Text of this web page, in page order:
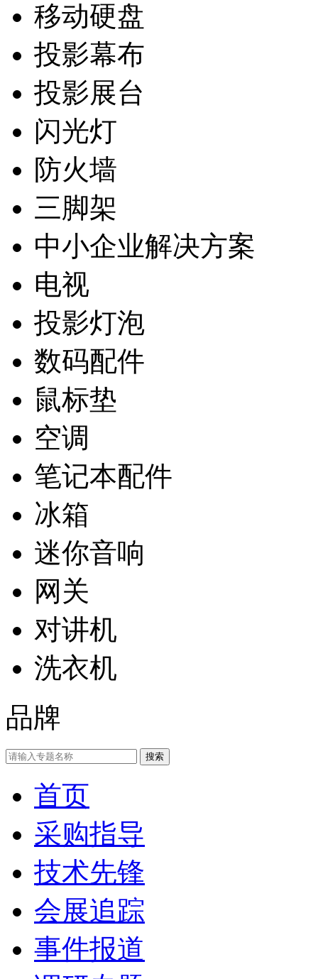
移动硬盘
投影幕布
投影展台
闪光灯
防火墙
三脚架
中小企业解决方案
电视
投影灯泡
数码配件
鼠标垫
空调
笔记本配件
冰箱
迷你音响
网关
对讲机
洗衣机
品牌
首页
采购指导
技术先锋
会展追踪
事件报道